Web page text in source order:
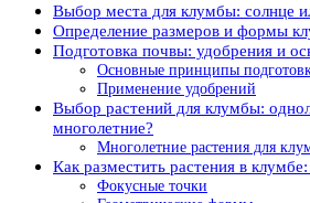
Выбор места для клумбы: солнце
Определение размеров и формы
Подготовка почвы: удобрения и
Основные принципы
Применение удобрений
Выбор растений для клумбы:
многолетние?
Многолетние растения для
Как разместить растения в
Фокусные точки